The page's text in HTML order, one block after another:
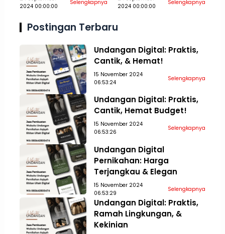
Khitan Ultah Jasa
Aceh Tamiang
2024 00:00:00
Selengkapnya
Khitan Ultah Jasa
Aceh Tengah
2024 00:00:00
Selengkapnya
Postingan Terbaru
Undangan Digital: Praktis,
Cantik, & Hemat!
15 November 2024
06:53:24
Selengkapnya
Undangan Digital: Praktis,
Cantik, Hemat Budget!
15 November 2024
06:53:26
Selengkapnya
Undangan Digital
Pernikahan: Harga
Terjangkau & Elegan
15 November 2024
06:53:29
Selengkapnya
Undangan Digital: Praktis,
Ramah Lingkungan, &
Kekinian